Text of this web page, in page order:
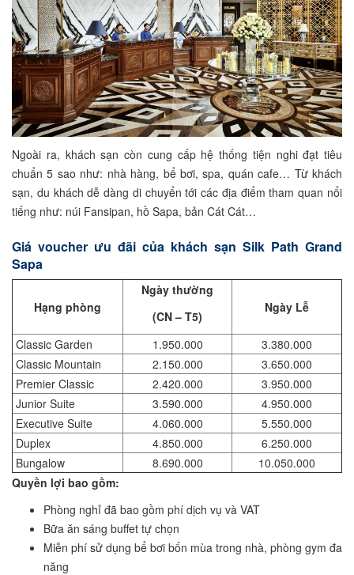
Ngoài ra, khách sạn còn cung cấp hệ thống tiện nghi đạt tiêu
chuẩn 5 sao như: nhà hàng, bể bơi, spa, quán cafe… Từ khách
sạn, du khách dễ dàng di chuyển tới các địa điểm tham quan nổi
tiếng như: núi Fansipan, hồ Sapa, bản Cát Cát…
Giá voucher ưu đãi của khách sạn Silk Path Grand
Sapa
Hạng phòng
Ngày thường
(CN – T5)
Ngày Lễ
Classic Garden 1.950.000
3.380.000
Classic Mountain
2.150.000
3.650.000
Premier Classic
2.420.000
3.950.000
Junior Suite
3.590.000
4.950.000
Executive Suite
4.060.000
5.550.000
Duplex
4.850.000
6.250.000
Bungalow
8.690.000
10.050.000
Quyền lợi bao gồm:
Phòng nghỉ đã bao gồm phí dịch vụ và VAT
Bữa ăn sáng buffet tự chọn
Miễn phí sử dụng bể bơi bốn mùa trong nhà, phòng gym đa
năng